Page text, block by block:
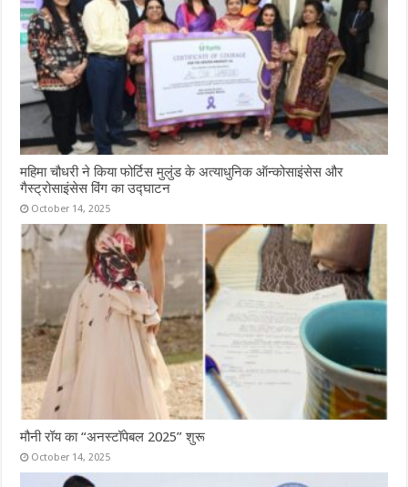
महिमा चौधरी ने किया फोर्टिस मुलुंड के अत्याधुनिक ऑन्कोसाइंसेस और
गैस्ट्रोसाइंसेस विंग का उद्घाटन
October 14, 2025
मौनी रॉय का “अनस्टॉपेबल 2025” शुरू
October 14, 2025